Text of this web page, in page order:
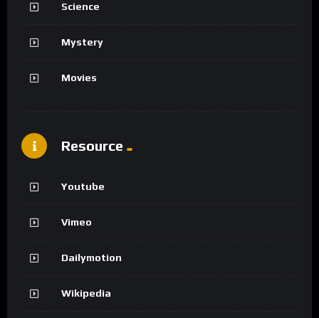
Science
Mystery
Movies
Resource
Youtube
Vimeo
Dailymotion
Wikipedia